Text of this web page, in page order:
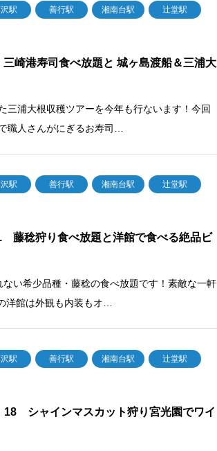
駅 善行駅 湘南台駅 辻堂駅
三崎港寿司食べ放題と 城ヶ島渡船＆三浦大
三浦大根収穫ツアーを今年も行ないます！今回
職人さんがにぎるお寿司…
駅 善行駅 湘南台駅 辻堂駅
藤稔狩り食べ放題と洋館で食べる絶品ビ
い希少品種・藤稔の食べ放題です！素敵な一軒
洋館は外観も内装もオ…
駅 善行駅 湘南台駅 辻堂駅
18 シャインマスカット狩り宮光園でワイ